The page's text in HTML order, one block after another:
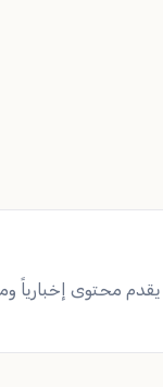
محتوى إخبارياً